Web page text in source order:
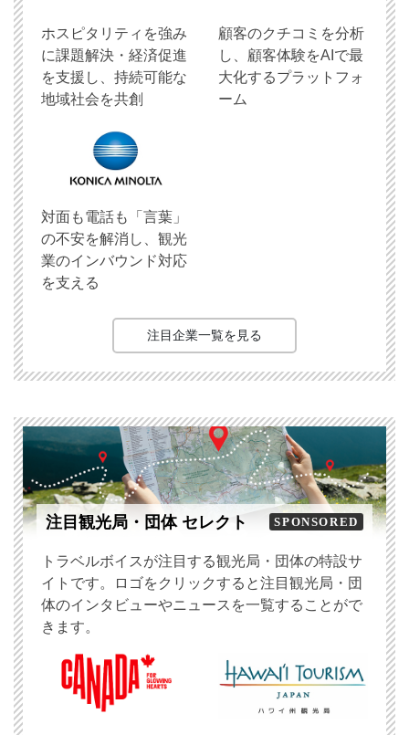
ホスピタリティを強み
に課題解決・経済促進
を支援し、持続可能な
地域社会を共創
顧客のクチコミを分析
し、顧客体験をAIで最
大化するプラットフォ
ーム
対面も電話も「言葉」
の不安を解消し、観光
業のインバウンド対応
を支える
注目企業一覧を見る
注目観光局・団体 セレクト SPONSORED
トラベルボイスが注目する観光局・団体の特設サ
イトです。ロゴをクリックすると注目観光局・団
体のインタビューやニュースを一覧することがで
きます。